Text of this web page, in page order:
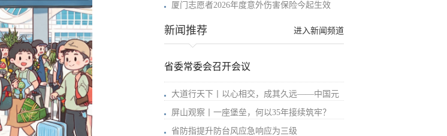
厦门志愿者2026年度意外伤害保险今起生效
进入新闻频道
新闻推荐
省委常委会召开会议
大道行天下丨以心相交，成其久远——中国元
屏山观察丨一座堡垒，何以35年接续筑牢？
省防指提升防台风应急响应为三级